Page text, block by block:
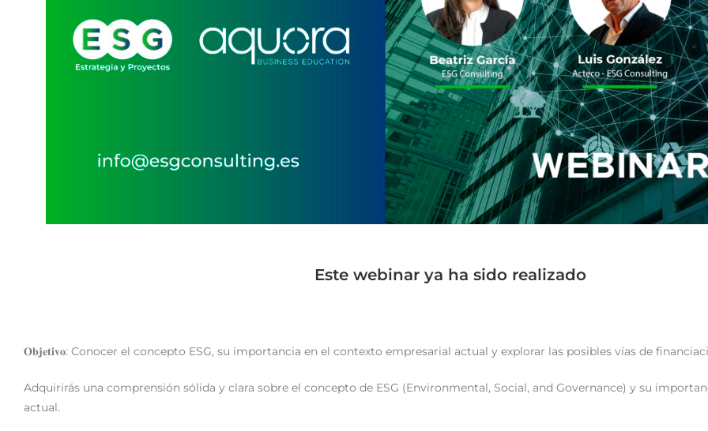
Este webinar ya ha sido realizado
𝐎𝐛𝐣𝐞𝐭𝐢𝐯𝐨: Conocer el concepto ESG, su importancia en el contexto empresarial actual y explorar las posibles vías de
Adquirirás una comprensión sólida y clara sobre el concepto de ESG (Environmental, Social, and Governance) y su
actual.